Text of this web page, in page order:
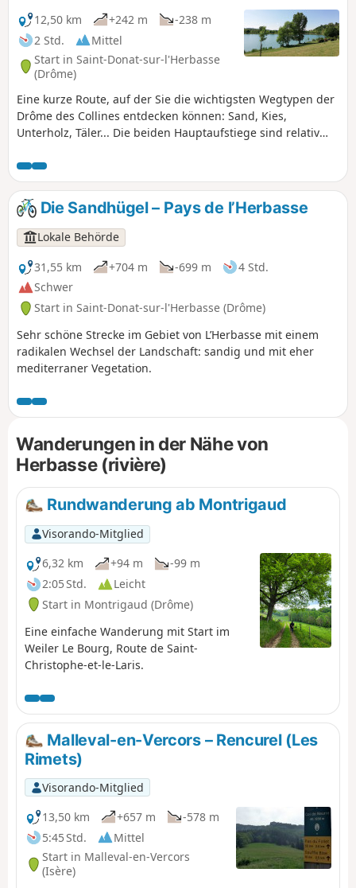
12,50 km
+242 m
-238 m
2 Std.
Mittel
Start in Saint-Donat-sur-l'Herbasse
(Drôme)
Eine kurze Route, auf der Sie die wichtigsten Wegtypen der
Drôme des Collines entdecken können: Sand, Kies,
Unterholz, Täler... Die beiden Hauptaufstiege sind relativ
Die Sandhügel – Pays de l’Herbasse
Lokale Behörde
31,55 km
+704 m -699 m
4 Std.
Schwer
Start in Saint-Donat-sur-l'Herbasse (Drôme)
Sehr schöne Strecke im Gebiet von L’Herbasse mit einem
radikalen Wechsel der Landschaft: sandig und mit eher
mediterraner Vegetation.
Wanderungen in der Nähe von
Herbasse (rivière)
Rundwanderung ab Montrigaud
Visorando-Mitglied
6,32 km
+94 m
-99 m
2:05 Std.
Leicht
Start in Montrigaud (Drôme)
Eine einfache Wanderung mit Start im
Weiler Le Bourg, Route de Saint-
Christophe-et-le-Laris.
Malleval-en-Vercors – Rencurel (Les
Rimets)
Visorando-Mitglied
13,50 km
+657 m
-578 m
5:45 Std.
Mittel
Start in Malleval-en-Vercors
(Isère)